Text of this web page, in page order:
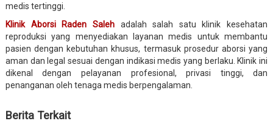
medis tertinggi.
Klinik Aborsi Raden Salehadalah salah satu klinik kesehatan
reproduksi yang menyediakan layanan medis untuk membantu
pasien dengan kebutuhan khusus, termasuk prosedur aborsi yang
aman dan legal sesuai dengan indikasi medis yang berlaku. Klinik ini
dikenal dengan pelayanan profesional, privasi tinggi, dan
penanganan oleh tenaga medis berpengalaman.
Berita Terkait